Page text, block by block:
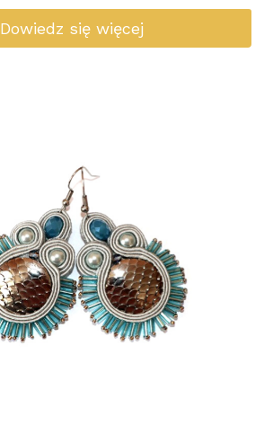
Dowiedz się więcej